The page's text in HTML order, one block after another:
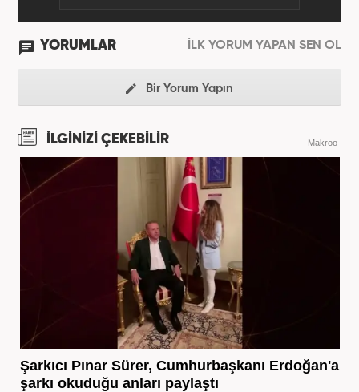
YORUMLAR İLK YORUM YAPAN SEN OL
Bir Yorum Yapın
İLGİNİZİ ÇEKEBİLİR Makroo
Şarkıcı Pınar Sürer, Cumhurbaşkanı Erdoğan'a
şarkı okuduğu anları paylaştı